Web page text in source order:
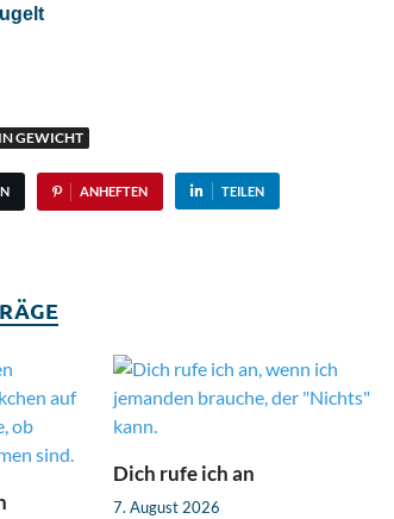
GEWICHT
ANHEFTEN TEILEN
Dich rufe ich an
7. August 2026